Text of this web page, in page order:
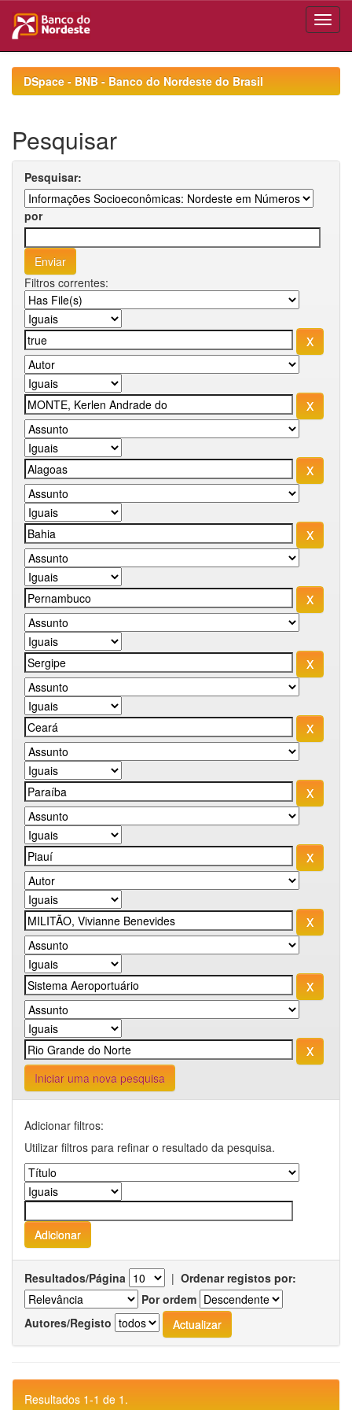
navigationDSpace - BNB - Banco do Nordeste do Brasil
Pesquisar
Pesquisar:
por
Filtros correntes:
Iniciar uma nova pesquisa
Adicionar filtros:
Utilizar filtros para refinar o resultado da pesquisa.
Resultados/Página | Ordenar registos por:
Por ordem
Autores/Registo
Resultados 1-1 de 1.